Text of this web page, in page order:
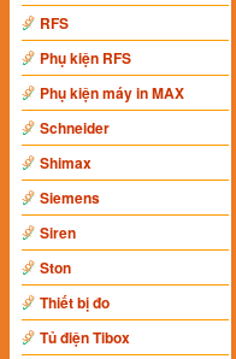
RFS
Phụ kiện RFS
Phụ kiện máy in MAX
Schneider
Shimax
Siemens
Siren
Ston
Thiết bị đo
Tủ điện Tibox